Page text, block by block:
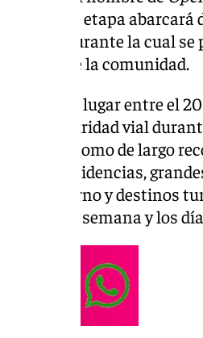
. Esta nueva etapa
enero, durante la cual
las vías de la comunidad.
que tuvo lugar entre el
la seguridad vial
de corto como de largo
residencias,
de invierno y destinos
el fin de semana y los